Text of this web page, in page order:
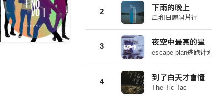
2 下雨的晚上
風和日麗唱片行
3 夜空中最亮的星
escape plan逃跑计划
4 到了白天才會懂
The Tic Tac